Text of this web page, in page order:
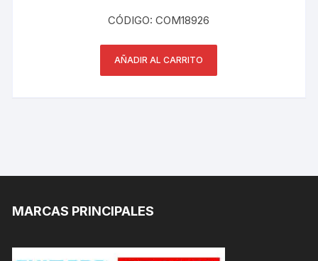
CÓDIGO: COM18926
AÑADIR AL CARRITO
MARCAS PRINCIPALES